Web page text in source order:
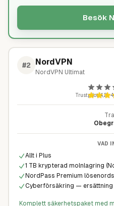
Besök
#2 NordVPN
NordVPN Ultimat
Trustpilot4,2·
VAD
Allt i Plus
1 TB krypterad molnlagring
NordPass Premium
Cyberförsäkring —
Komplett säkerhetspaket med